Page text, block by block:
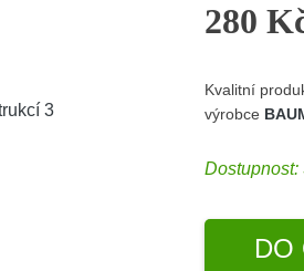
280
Kvalitní
výrobce
Dostupnost:
DO